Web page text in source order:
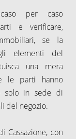
per caso
e verificare,
se la
elementi del
una mera
le parti hanno
solo in sede di
del negozio.
Cassazione, con